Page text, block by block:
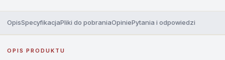
OpisSpecyfikacjaPliki do pobraniaOpiniePytania i odpowiedzi
OPIS PRODUKTU